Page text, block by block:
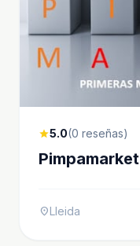
star5.0(0 reseñas)
Pimpamarket
location_onLleida